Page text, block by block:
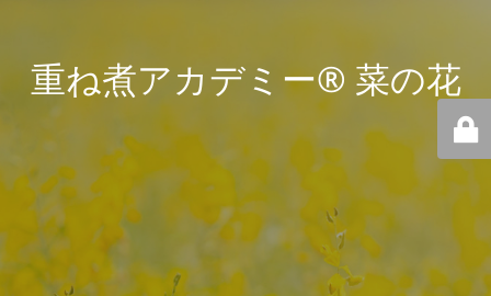
重ね煮アカデミー® 菜の花